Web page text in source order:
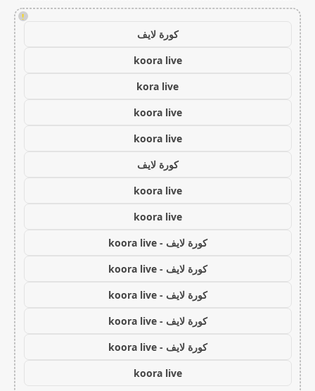
!
كورة لايف
koora live
kora live
koora live
koora live
كورة لايف
koora live
koora live
كورة لايف - koora live
كورة لايف - koora live
كورة لايف - koora live
كورة لايف - koora live
كورة لايف - koora live
koora live